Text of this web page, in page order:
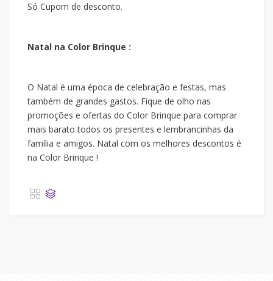
Só Cupom de desconto.
Natal na Color Brinque :
O Natal é uma época de celebração e festas, mas
também de grandes gastos. Fique de olho nas
promoções e ofertas do Color Brinque para comprar
mais barato todos os presentes e lembrancinhas da
família e amigos. Natal com os melhores descontos é
na Color Brinque !